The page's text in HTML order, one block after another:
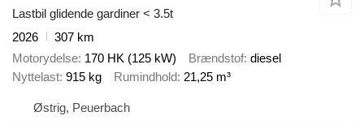
Lastbil glidende gardiner < 3.5t
2026
307 km
Motorydelse 170 HK (125 kW) Brændstof diesel
Nyttelast 915 kg Rumindhold 21,25 m³
Østrig, Peuerbach